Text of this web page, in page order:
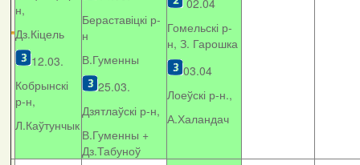
н,
Дз.Кіцель
12.03.
Кобрынскі
р-н,
Л.Каўтунчык
Бераставіцкі р-
н
В.Гуменны
25.03.
Дзятлаўскі р-н,
В.Гуменны +
Дз.Табуноў
02.04
Гомельскі р-
н, З. Гарошка
03.04
Лоеўскі р-н.,
А.Халандач